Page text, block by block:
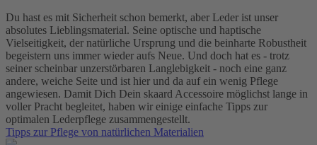
Du hast es mit Sicherheit schon bemerkt, aber Leder ist unser
absolutes Lieblingsmaterial. Seine optische und haptische
Vielseitigkeit, der natürliche Ursprung und die beinharte Robustheit
begeistern uns immer wieder aufs Neue. Und doch hat es - trotz
seiner scheinbar unzerstörbaren Langlebigkeit - noch eine ganz
andere, weiche Seite und ist hier und da auf ein wenig Pflege
angewiesen. Damit Dich Dein skaard Accessoire möglichst lange in
voller Pracht begleitet, haben wir einige einfache Tipps zur
optimalen Lederpflege zusammengestellt.
Tipps zur Pflege von natürlichen Materialien